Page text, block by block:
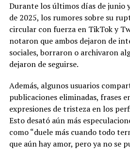
Durante los últimos días de junio
de 2025, los rumores sobre su
circular con fuerza en TikTok y
notaron que ambos dejaron de
sociales, borraron o archivaron
dejaron de seguirse.
Además, algunos usuarios
publicaciones eliminadas, frases
expresiones de tristeza en los
Esto desató aún más
como “duele más cuando todo
que aún hay amor, pero ya no se